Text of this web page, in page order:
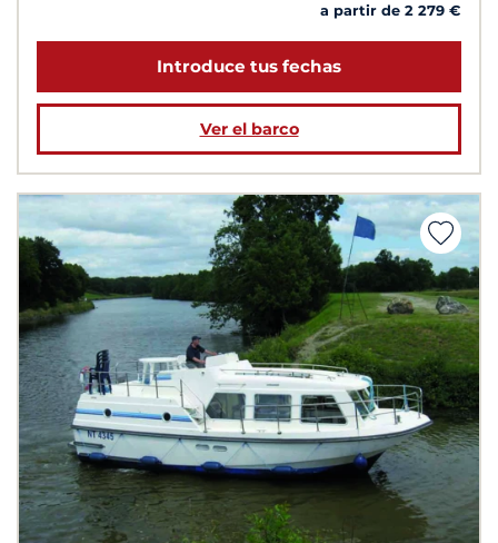
a partir de 2 279 €
Introduce tus fechas
Ver el barco